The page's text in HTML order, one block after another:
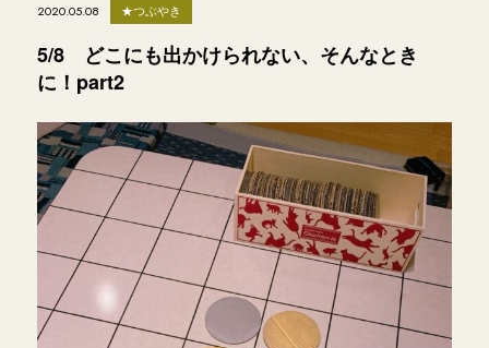
2020.05.08 ★つぶやき
5/8 どこにも出かけられない、そんなとき
に！part2